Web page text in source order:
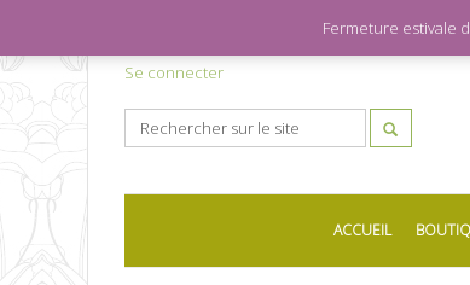
Se connecter
ACCUEIL
Fermeture estivale